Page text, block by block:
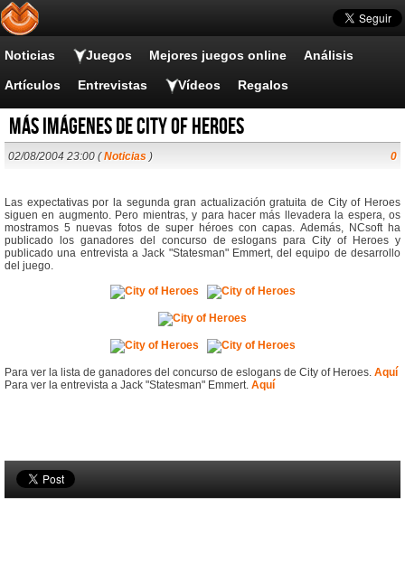
Noticias Juegos Mejores juegos online Análisis
Artículos Entrevistas Vídeos Regalos
Más imágenes de City of Heroes
02/08/2004 23:00 (Noticias ) 0
Las expectativas por la segunda gran actualización gratuita de City of Heroes
siguen en augmento. Pero mientras, y para hacer más llevadera la espera, os
mostramos 5 nuevas fotos de super héroes con capas. Además, NCsoft ha
publicado los ganadores del concurso de eslogans para City of Heroes y
publicado una entrevista a Jack "Statesman" Emmert, del equipo de desarrollo
del juego.
Para ver la lista de ganadores del concurso de eslogans de City of Heroes. Aquí
Para ver la entrevista a Jack "Statesman" Emmert. Aquí